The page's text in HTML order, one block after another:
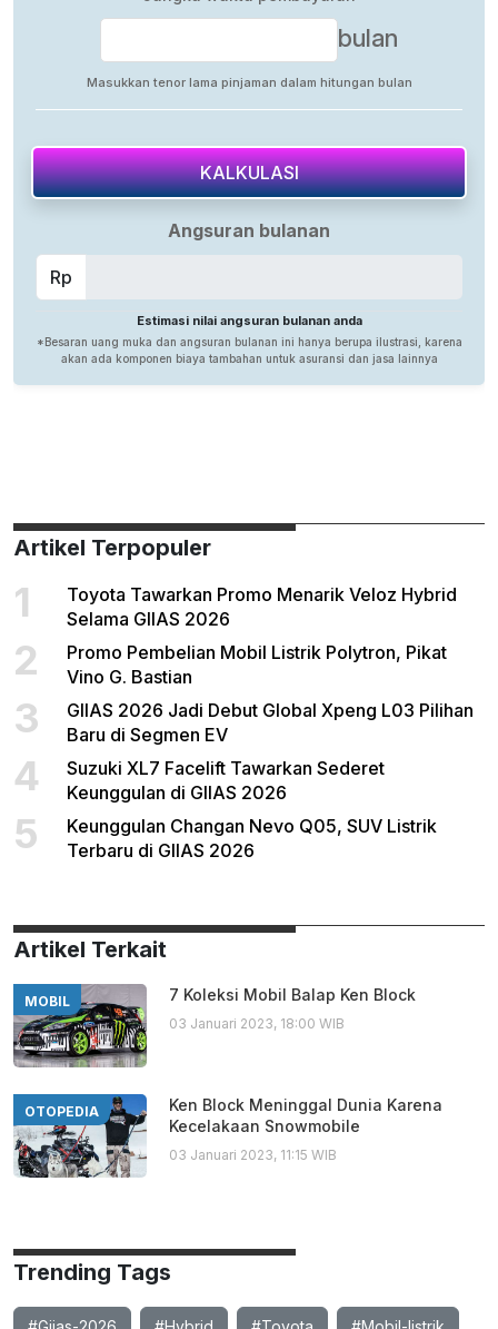
Artikel Terpopuler
1
Toyota Tawarkan Promo Menarik Veloz Hybrid
Selama GIIAS 2026
2
Promo Pembelian Mobil Listrik Polytron, Pikat
Vino G. Bastian
3
GIIAS 2026 Jadi Debut Global Xpeng L03 Pilihan
Baru di Segmen EV
4
Suzuki XL7 Facelift Tawarkan Sederet
Keunggulan di GIIAS 2026
5
Keunggulan Changan Nevo Q05, SUV Listrik
Terbaru di GIIAS 2026
Artikel Terkait
MOBIL 7 Koleksi Mobil Balap Ken Block
03 Januari 2023, 18:00 WIB
OTOPEDIA
Ken Block Meninggal Dunia Karena
Kecelakaan Snowmobile
03 Januari 2023, 11:15 WIB
Trending Tags